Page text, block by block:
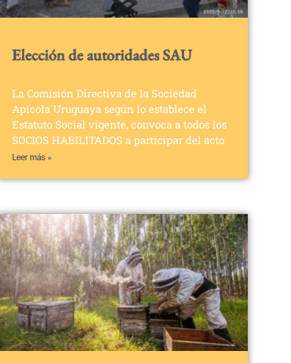
Elección de autoridades SAU
La Comisión Directiva de la Sociedad
Apícola Uruguaya según lo establece el
Estatuto Social vigente, convoca a todos los
SOCIOS HABILITADOS a participar del acto
Leer más »